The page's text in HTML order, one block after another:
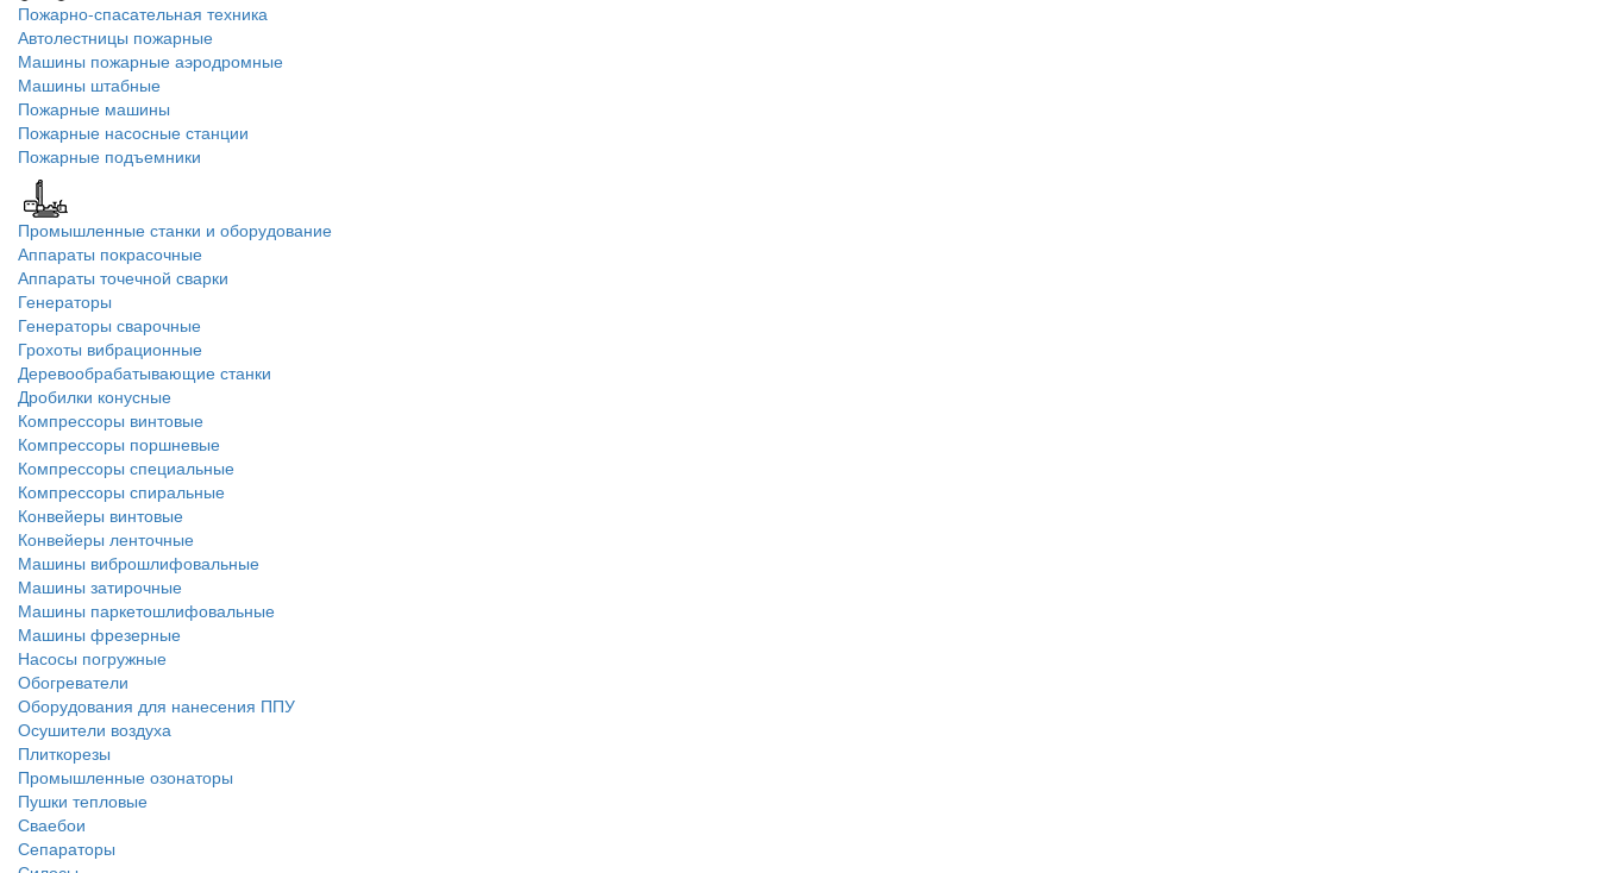
Пожарно-спасательная техника
Автолестницы пожарные
Машины пожарные аэродромные
Машины штабные
Пожарные машины
Пожарные насосные станции
Пожарные подъемники
Промышленные станки и оборудование
Аппараты покрасочные
Аппараты точечной сварки
Генераторы
Генераторы сварочные
Грохоты вибрационные
Деревообрабатывающие станки
Дробилки конусные
Компрессоры винтовые
Компрессоры поршневые
Компрессоры специальные
Компрессоры спиральные
Конвейеры винтовые
Конвейеры ленточные
Машины виброшлифовальные
Машины затирочные
Машины паркетошлифовальные
Машины фрезерные
Насосы погружные
Обогреватели
Оборудования для нанесения ППУ
Осушители воздуха
Плиткорезы
Промышленные озонаторы
Пушки тепловые
Сваебои
Сепараторы